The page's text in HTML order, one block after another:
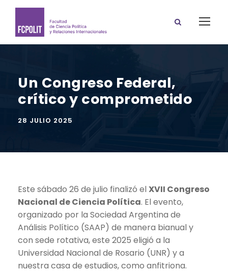
Un Congreso Federal,
crítico y comprometido
28 JULIO 2025
Este sábado 26 de julio finalizó el XVII Congreso
Nacional de Ciencia Política. El evento,
organizado por la Sociedad Argentina de
Análisis Político (SAAP) de manera bianual y
con sede rotativa, este 2025 eligió a la
Universidad Nacional de Rosario (UNR) y a
nuestra casa de estudios, como anfitriona.